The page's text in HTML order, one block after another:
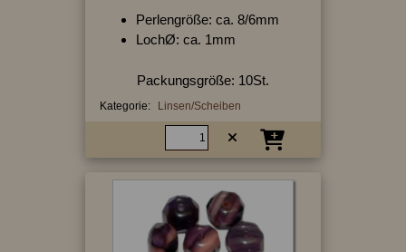
Perlengröße: ca. 8/6mm
LochØ: ca. 1mm
Packungsgröße: 10St.
Kategorie: Linsen/Scheiben